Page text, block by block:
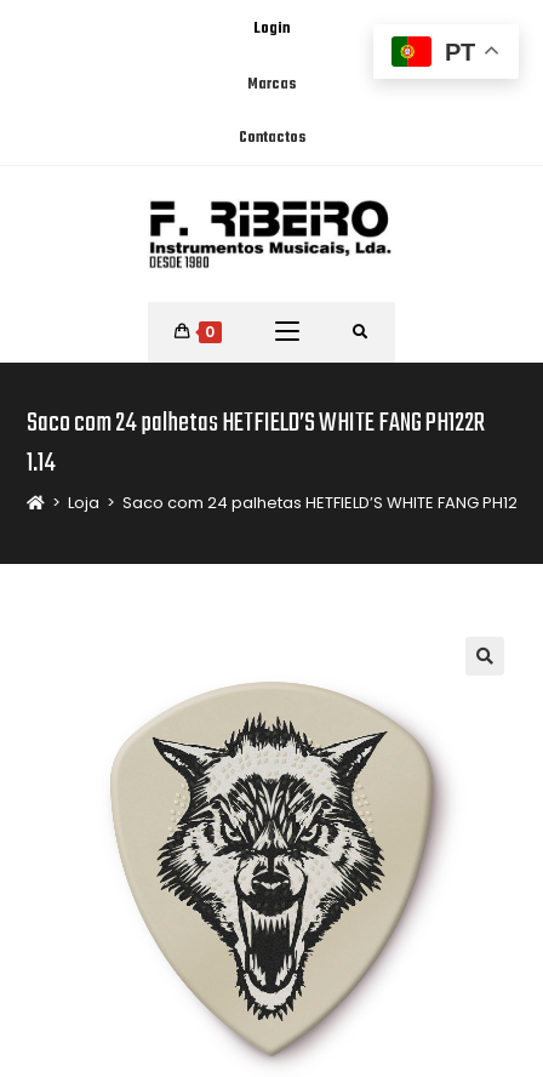
Login
Marcas
Contactos
0
Saco com 24 palhetas HETFIELD’S WHITE FANG PH122R
1.14
> Loja > Saco com 24 palhetas HETFIELD’S WHITE FANG PH122R
PT